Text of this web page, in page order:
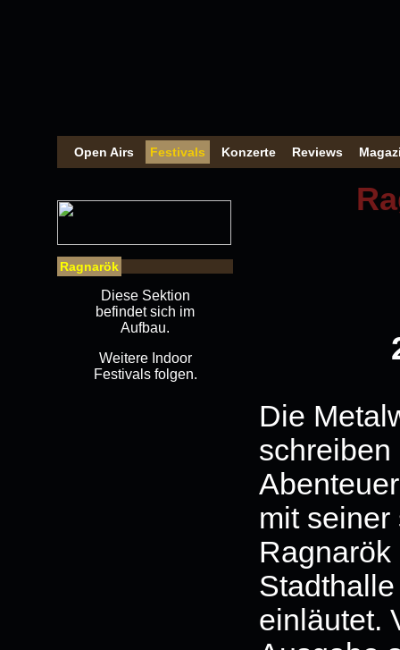
Open Airs Festivals Konzerte Reviews
Ragnarök
Diese Sektion
befindet sich im
Aufbau.
Weitere Indoor
Festivals folgen.
Die
mit
einläutet.